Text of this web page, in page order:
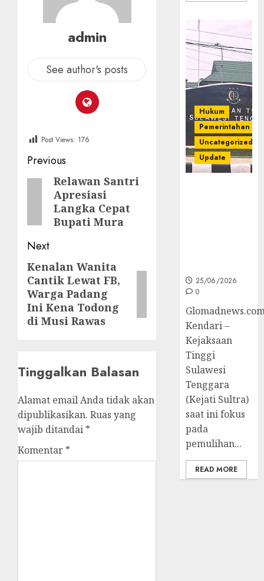
admin
See author's posts
Post Views: 176
Post
navigation
Previous
PreviousRelawan Santri
Apresiasi
Langka Cepat
Bupati Mura
Next
Next
post:
Kenalan Wanita
Cantik Lewat FB,
Warga Padang
Ini Kena Todong
di Musi Rawas
Tinggalkan Balasan
Alamat email Anda tidak akan
dipublikasikan. Ruas yang
wajib ditandai *
Komentar *
Hukum
Pemerintahan
Uncategorized
Update
25/06/2026
0
Kendari –
Kejaksaan
Tinggi
Sulawesi
Tenggara
(Kejati Sultra)
saat ini fokus
pada
pemulihan...
READ MORE